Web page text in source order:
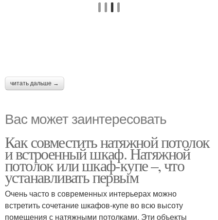
читать дальше →
Вас может заинтересовать
Как совместить натяжной потолок
и встроенный шкаф. Натяжной
потолок или шкаф-купе –, что
устанавливать первым
Очень часто в современных интерьерах можно
встретить сочетание шкафов-купе во всю высоту
помещения с натяжными потолками. Эти объекты